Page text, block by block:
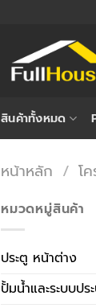
สินค้าทั้งหมด
หน้าหลัก / โ
หมวดหมู่สินค้า
ประตู หน้าต่าง
ปั้มน้ำและระบบปร